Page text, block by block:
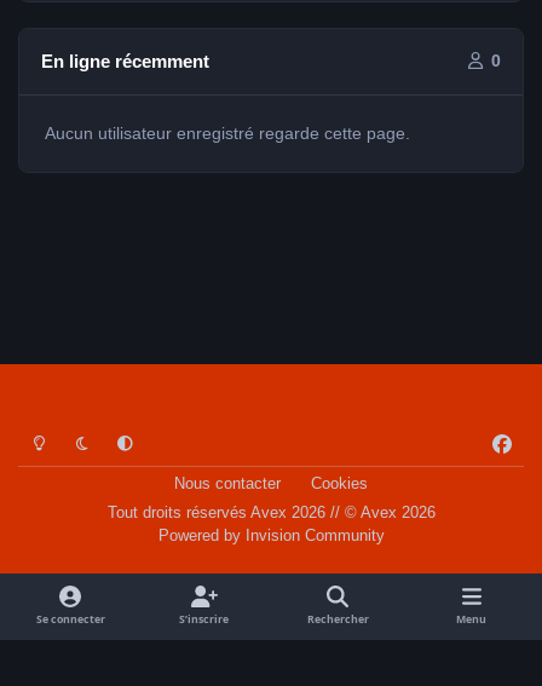
En ligne récemment 0
Aucun utilisateur enregistré regarde cette page.
Light ModeDark ModeSystem Preference
a
o
k
Nous contacter
Cookies
Tout droits réservés Avex 2026 // © Avex 2026
Powered by Invision Community
Se connecter S’inscrire Rechercher Menu